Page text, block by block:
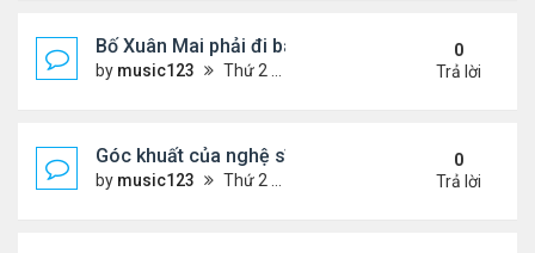
Bố Xuân Mai phải đi bán cơm ở Mỹ
by music123 Thứ 2 Tháng 8 03, 2026 7:18 pm
0
Trả lời
Góc khuất của nghệ sĩ Hoài Tâm
by music123 Thứ 2 Tháng 8 03, 2026 7:13 pm
0
Trả lời